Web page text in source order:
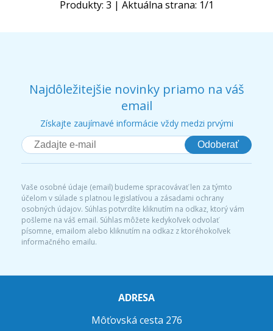
Produkty: 3 | Aktuálna strana: 1/1
Najdôležitejšie novinky priamo na váš
email
Získajte zaujímavé informácie vždy medzi prvými
Odoberať
Vaše osobné údaje (email) budeme spracovávať len za týmto
účelom v súlade s platnou legislatívou a zásadami ochrany
osobných údajov. Súhlas potvrdíte kliknutím na odkaz, ktorý vám
pošleme na váš email. Súhlas môžete kedykoľvek odvolať
písomne, emailom alebo kliknutím na odkaz z ktoréhokoľvek
informačného emailu.
ADRESA
Môťovská cesta 276